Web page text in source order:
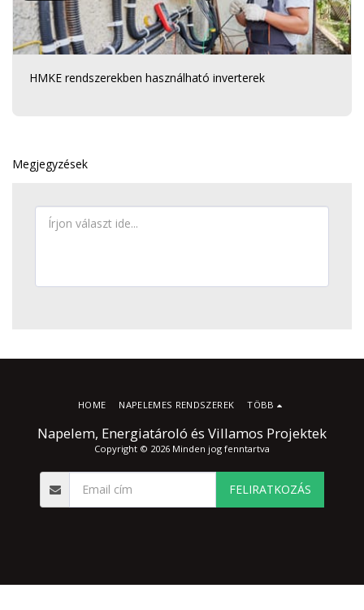
HMKE rendszerekben használható inverterek
Megjegyzések
Napelem, Energiatároló és Villamos Projektek
Copyright © 2026 Minden jog fenntartva
HOME NAPELEMES RENDSZEREK TÖBB
FELIRATKOZÁS